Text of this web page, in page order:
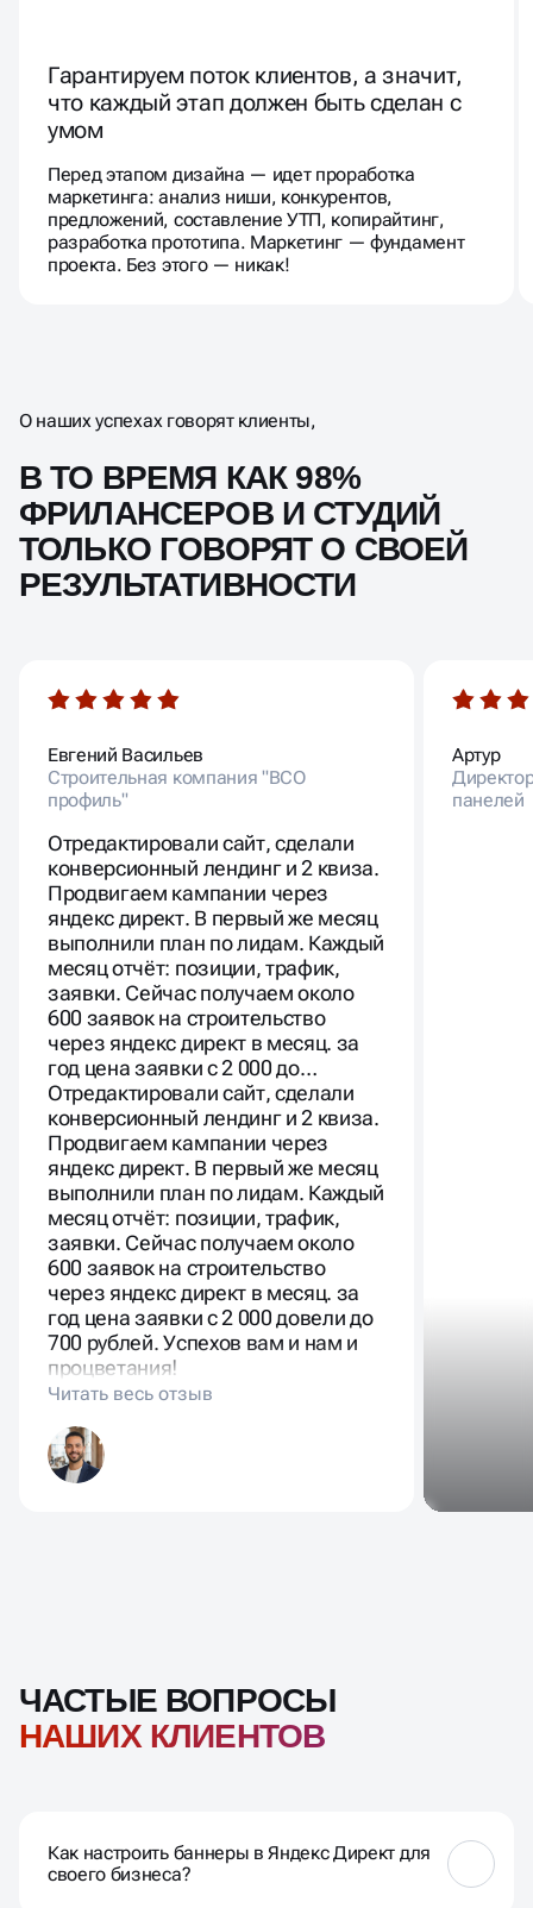
умом
Перед этапом дизайна — идет проработка
маркетинга: анализ ниши, конкурентов,
предложений, составление УТП, копирайтинг,
разработка прототипа. Маркетинг — фундамент
проекта. Без этого — никак!
В ТО ВРЕМЯ КАК 98%
ФРИЛАНСЕРОВ И СТУДИЙ
ТОЛЬКО ГОВОРЯТ О СВОЕЙ
РЕЗУЛЬТАТИВНОСТИ
Евгений Васильев
профиль"
Отредактировали сайт, сделали
Продвигаем кампании через
яндекс директ. В первый же месяц
выполнили план по лидам. Каждый
месяц отчёт: позиции, трафик,
заявки. Сейчас получаем около
600 заявок на строительство
через яндекс директ в месяц. за
год цена заявки с 2 000 до…
Отредактировали сайт, сделали
конверсионный лендинг и 2 квиза.
Продвигаем кампании через
яндекс директ. В первый же месяц
выполнили план по лидам. Каждый
месяц отчёт: позиции, трафик,
заявки. Сейчас получаем около
600 заявок на строительство
через яндекс директ в месяц. за
год цена заявки с 2 000 довели до
700 рублей. Успехов вам и нам и
процветания!
Артур
панелей
НАШИХ КЛИЕНТОВ
Настройка баннеров Яндекс.Директ включает